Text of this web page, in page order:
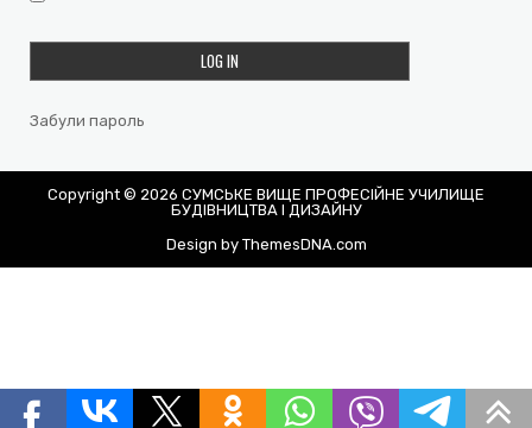
Забули пароль
Copyright © 2026 СУМСЬКЕ ВИЩЕ ПРОФЕСІЙНЕ УЧИЛИЩЕ
БУДІВНИЦТВА І ДИЗАЙНУ
Design by ThemesDNA.com